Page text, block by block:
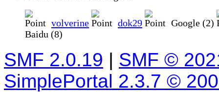
volverine dok29
Google (2)
Baidu (8)
SMF 2.0.19 | SMF ©
SimplePortal 2.3.7 ©